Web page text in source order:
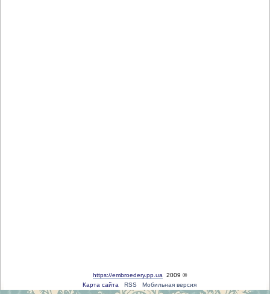
https://embroedery.pp.ua 2009 ©
Карта сайта
RSS Мобильная версия